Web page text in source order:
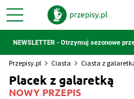
NEWSLETTER - Otrzymuj sezonowe
Przepisy.pl Ciasta Ciasta z
Placek z galaretką
NOWY PRZEPIS